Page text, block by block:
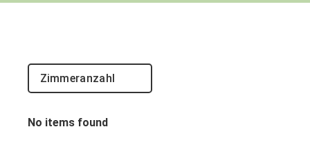
No items found